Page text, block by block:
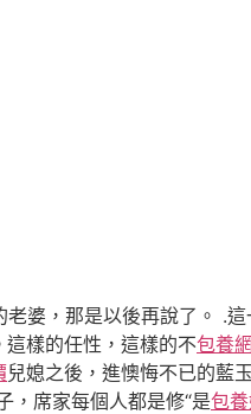
婆，那是以後再說了。 .
這樣的任性，這樣的不包養
兒媳之後，進懊悔不已的藍
，席家每個人都是修“是包